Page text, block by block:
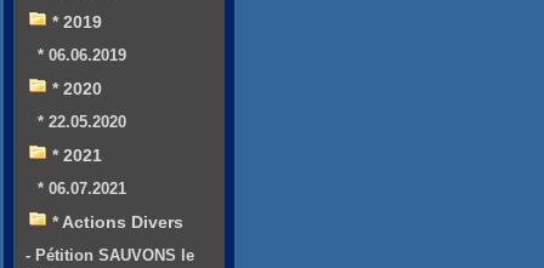
* 2019
* 06.06.2019
* 2020
* 22.05.2020
* 2021
* 06.07.2021
* Actions Divers
- Pétition SAUVONS le